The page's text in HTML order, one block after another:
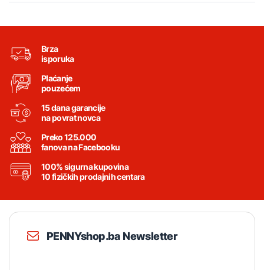
Brza
isporuka
Plaćanje
pouzećem
15 dana garancije
na povrat novca
Preko 125.000
fanova na Facebooku
100% sigurna kupovina
10 fizičkih prodajnih centara
PENNYshop.ba Newsletter